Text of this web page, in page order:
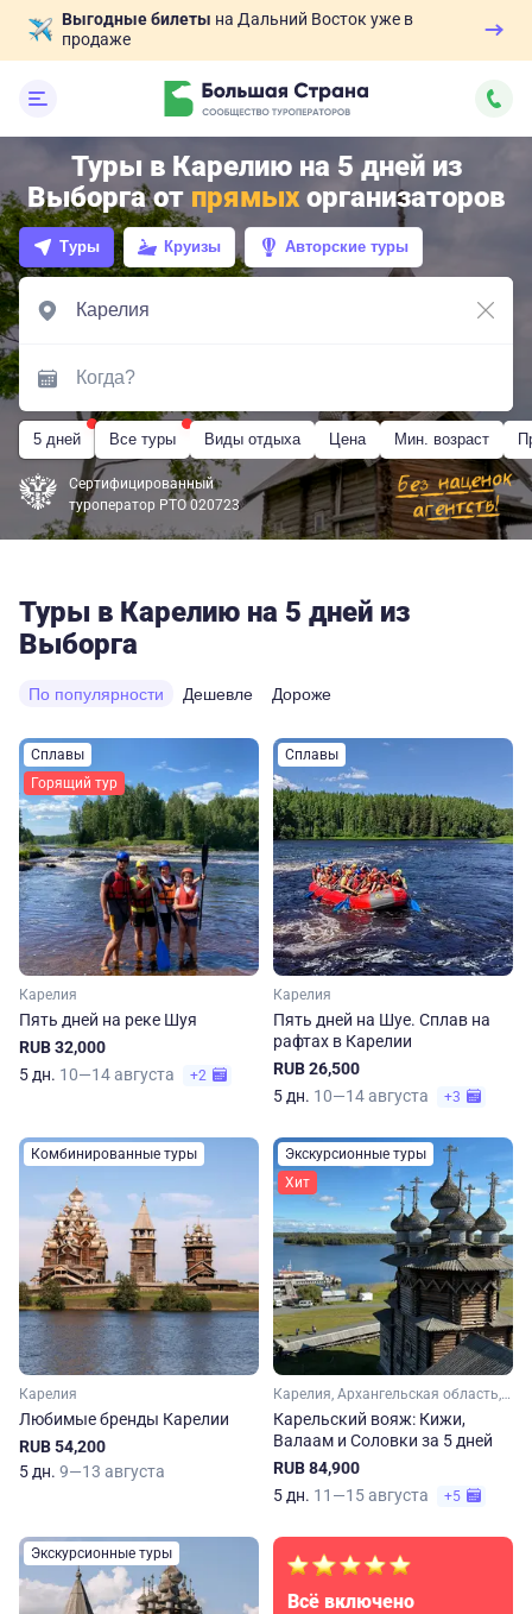
Выгодные билеты на Дальний Восток уже в
продаже
Туры в Карелию на 5 дней из
Выборга от прямых организаторов
Туры Круизы Авторские туры
5 дней Все туры Виды отдыха Цена Мин. возраст
Сертифицированный
туроператор РТО 020723
Туры в Карелию на 5 дней из
Выборга
По популярности Дешевле Дороже
Сплавы
Горящий тур
Карелия
Пять дней на реке Шуя
RUB 32,000
5 дн. 10—14 августа +2
Сплавы
Карелия
Пять дней на Шуе. Сплав на
рафтах в Карелии
RUB 26,500
5 дн. 10—14 августа +3
Комбинированные туры
Карелия
Любимые бренды Карелии
RUB 54,200
5 дн. 9—13 августа
Экскурсионные туры
Хит
Карелия, Архангельская область, Арктика
Карельский вояж: Кижи,
Валаам и Соловки за 5 дней
RUB 84,900
5 дн. 11—15 августа +5
Экскурсионные туры
Всё включено